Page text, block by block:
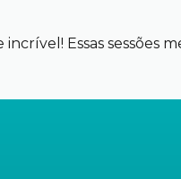
e
incrível! Essas sessões